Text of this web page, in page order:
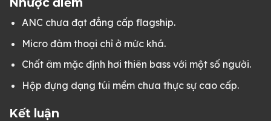
ANC chưa đạt đẳng cấp flagship.
Micro đàm thoại chỉ ở mức khá.
Chất âm mặc định hơi thiên bass với một số người.
Hộp đựng dạng túi mềm chưa thực sự cao cấp.
Kết luận